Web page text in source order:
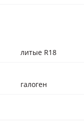
литые R18
галоген